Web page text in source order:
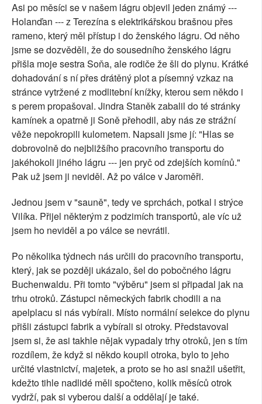
Asi po měsíci se v našem lágru objevil jeden známý ---
Holanďan --- z Terezína s elektrikářskou brašnou přes
rameno, který měl přístup i do ženského lágru. Od něho
jsme se dozvěděli, že do sousedního ženského lágru
přišla moje sestra Soňa, ale rodiče že šli do plynu. Krátké
dohadování s ní přes drátěný plot a písemný vzkaz na
stránce vytržené z modlitební knížky, kterou sem někdo i
s perem propašoval. Jindra Staněk zabalil do té stránky
kamínek a opatrně ji Soně přehodil, aby nás ze strážní
věže nepokropili kulometem. Napsali jsme jí: "Hlas se
dobrovolně do nejbližšího pracovního transportu do
jakéhokoli jiného lágru --- jen pryč od zdejších komínů."
Pak už jsem ji neviděl. Až po válce v Jaroměři.
Jednou jsem v "sauně", tedy ve sprchách, potkal i strýce
Vilíka. Přijel některým z podzimích transportů, ale víc už
jsem ho neviděl a po válce se nevrátil.
Po několika týdnech nás určili do pracovního transportu,
který, jak se později ukázalo, šel do pobočného lágru
Buchenwaldu. Při tomto "výběru" jsem si připadal jak na
trhu otroků. Zástupci německých fabrik chodili a na
apelplacu si nás vybírali. Místo normální selekce do plynu
přišli zástupci fabrik a vybírali si otroky. Představoval
jsem si, že asi takhle nějak vypadaly trhy otroků, jen s tím
rozdílem, že když si někdo koupil otroka, bylo to jeho
určité vlastnictví, majetek, a proto se ho asi snažil ušetřit,
kdežto tihle nadlidé měli spočteno, kolik měsíců otrok
vydrží, pak si vyberou další a oddělají je také.